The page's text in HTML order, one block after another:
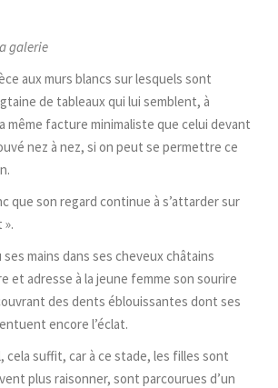
galerie
aux murs blancs sur lesquels sont
de tableaux qui lui semblent, à
même facture minimaliste que celui devant
nez à nez, si on peut se permettre ce
que son regard continue à s’attarder sur
ses mains dans ses cheveux châtains
et adresse à la jeune femme son sourire
des dents éblouissantes dont ses
encore l’éclat.
cela suffit, car à ce stade, les filles sont
plus raisonner, sont parcourues d’un